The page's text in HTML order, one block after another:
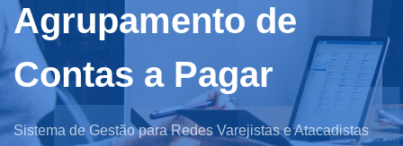
Agrupamento de
Contas a Pagar
Sistema de Gestão para Redes Varejistas e Atacadistas